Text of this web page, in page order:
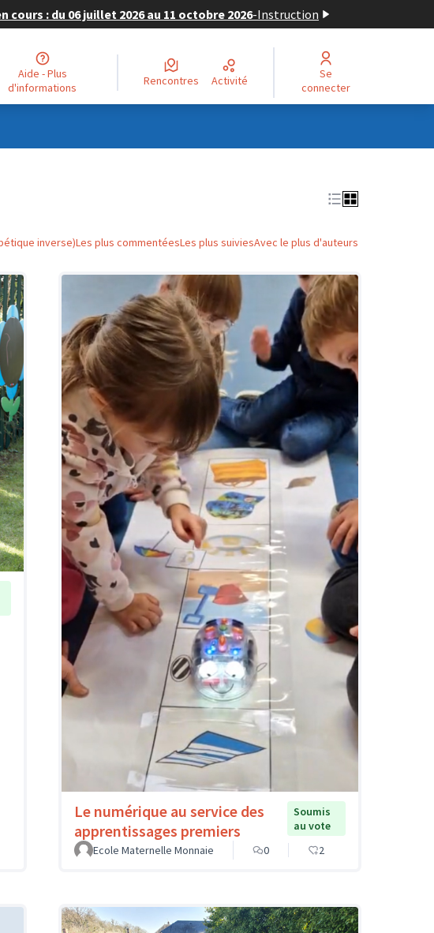
: du 06 juillet 2026 au 11 octobre 2026-Instruction
Aide - Plus
d'informations
Rencontres Activité
Se
connecter
inverse)Les plus commentéesLes plus suiviesAvec le plus d'auteurs
Le numérique au service des
apprentissages premiers
Soumis
au vote
Ecole Maternelle Monnaie
0 2